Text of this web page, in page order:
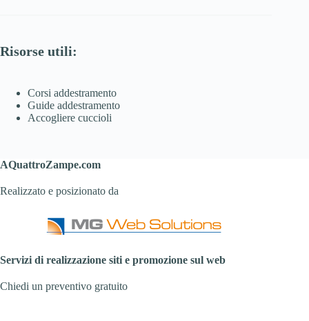
Risorse utili:
Corsi addestramento
Guide addestramento
Accogliere cuccioli
AQuattroZampe.com
Realizzato e posizionato da
Servizi di realizzazione siti e promozione sul web
Chiedi un preventivo gratuito